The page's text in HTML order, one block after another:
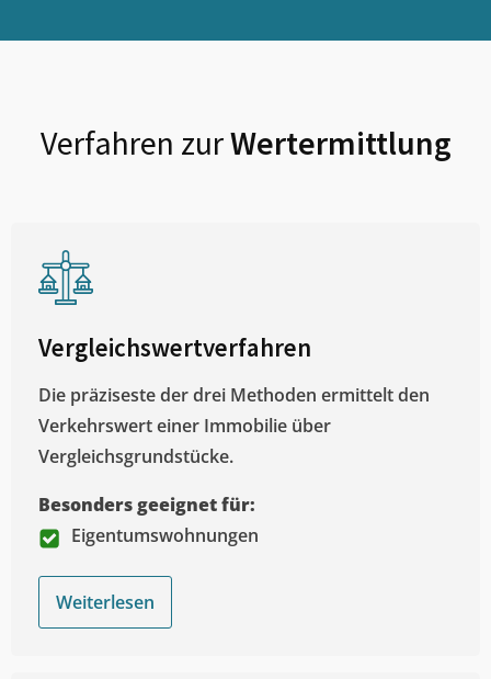
Verfahren zurWertermittlung
Vergleichswertverfahren
Die präziseste der drei Methoden ermittelt den
Verkehrswert einer Immobilie über
Vergleichsgrundstücke.
Besonders geeignet für:
Eigentumswohnungen
Weiterlesen